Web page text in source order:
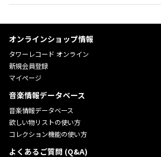
オンラインショップ情報
タワーレコード オンライン
新規会員登録
マイページ
音楽情報データベース
音楽情報データベース
欲しい物リストの使い方
コレクション機能の使い方
よくあるご質問 (Q&A)